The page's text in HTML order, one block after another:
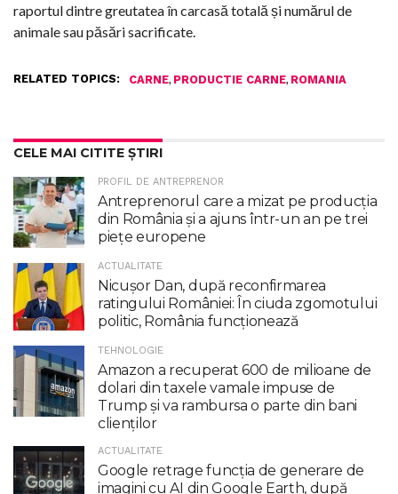
raportul dintre greutatea în carcasă totală și numărul de
animale sau păsări sacrificate.
RELATED TOPICS: CARNE, PRODUCTIE CARNE, ROMANIA
CELE MAI CITITE ȘTIRI
PROFIL DE ANTREPRENOR
Antreprenorul care a mizat pe producția
din România și a ajuns într-un an pe trei
piețe europene
ACTUALITATE
Nicuşor Dan, după reconfirmarea
ratingului României: În ciuda zgomotului
politic, România funcţionează
TEHNOLOGIE
Amazon a recuperat 600 de milioane de
dolari din taxele vamale impuse de
Trump şi va rambursa o parte din bani
clienţilor
ACTUALITATE
Google retrage funcţia de generare de
imagini cu AI din Google Earth, după